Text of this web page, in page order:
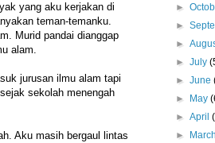
yang aku kerjakan di
teman-temanku.
Murid pandai dianggap
alam.
jurusan ilmu alam tapi
sekolah menengah
Aku masih bergaul lintas
►
►
►
►July
►June
►
May
►April
►